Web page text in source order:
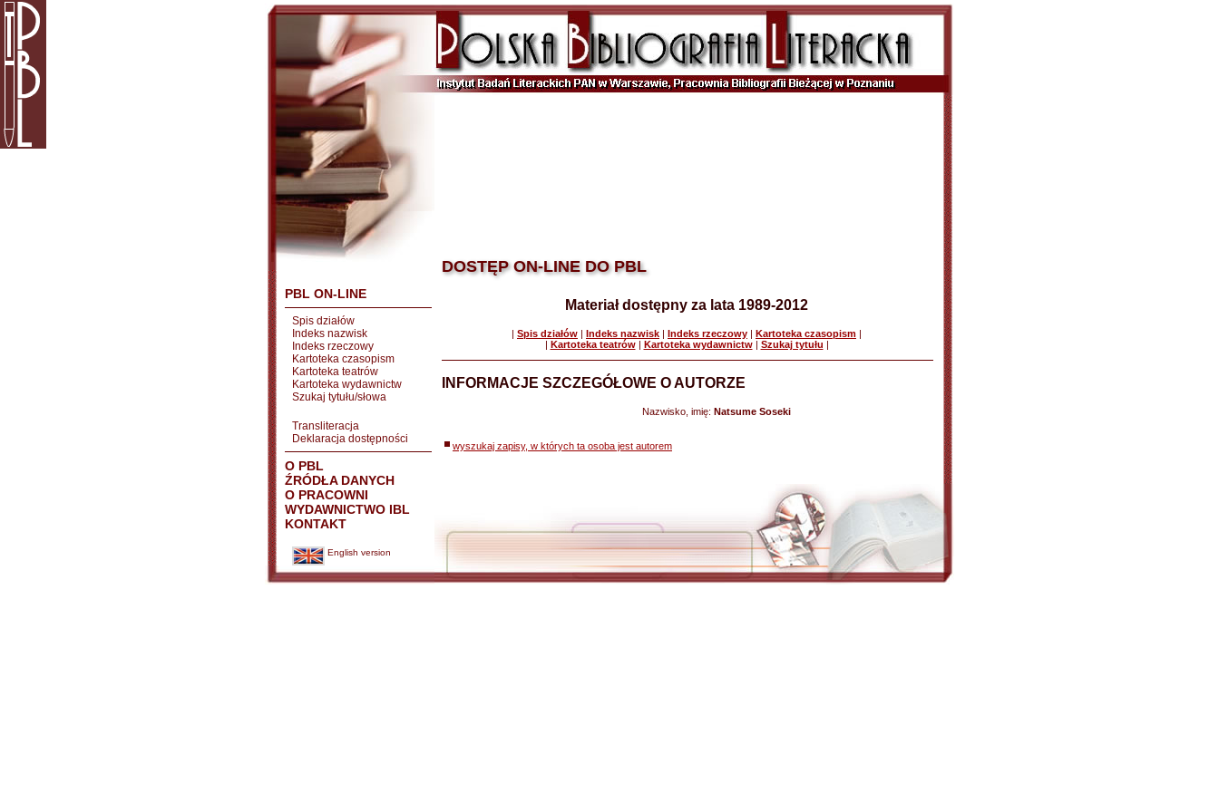
PBL ON-LINE
Spis działów
Indeks nazwisk
Indeks rzeczowy
Kartoteka czasopism
Kartoteka teatrów
Kartoteka wydawnictw
Szukaj tytułu/słowa
Transliteracja
Deklaracja dostępności
O PBL
ŹRÓDŁA DANYCH
O PRACOWNI
WYDAWNICTWO IBL
KONTAKT
English version
DOSTĘP ON-LINE DO PBL
Materiał dostępny za lata 1989-2012
| Spis działów | Indeks nazwisk | Indeks rzeczowy | Kartoteka czasopism |
| Kartoteka teatrów| Kartoteka wydawnictw| Szukaj tytułu |
INFORMACJE SZCZEGÓŁOWE O AUTORZE
Nazwisko, imię: Natsume Soseki
wyszukaj zapisy, w których ta osoba jest autorem